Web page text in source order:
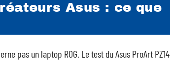
Asus : ce que
pas un laptop ROG. Le test du Asus ProArt PZ14